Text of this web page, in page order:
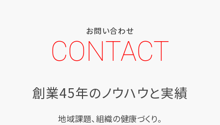
お問い合わせ
CONTACT
創業45年のノウハウと実績
地域課題、組織の健康づくり。